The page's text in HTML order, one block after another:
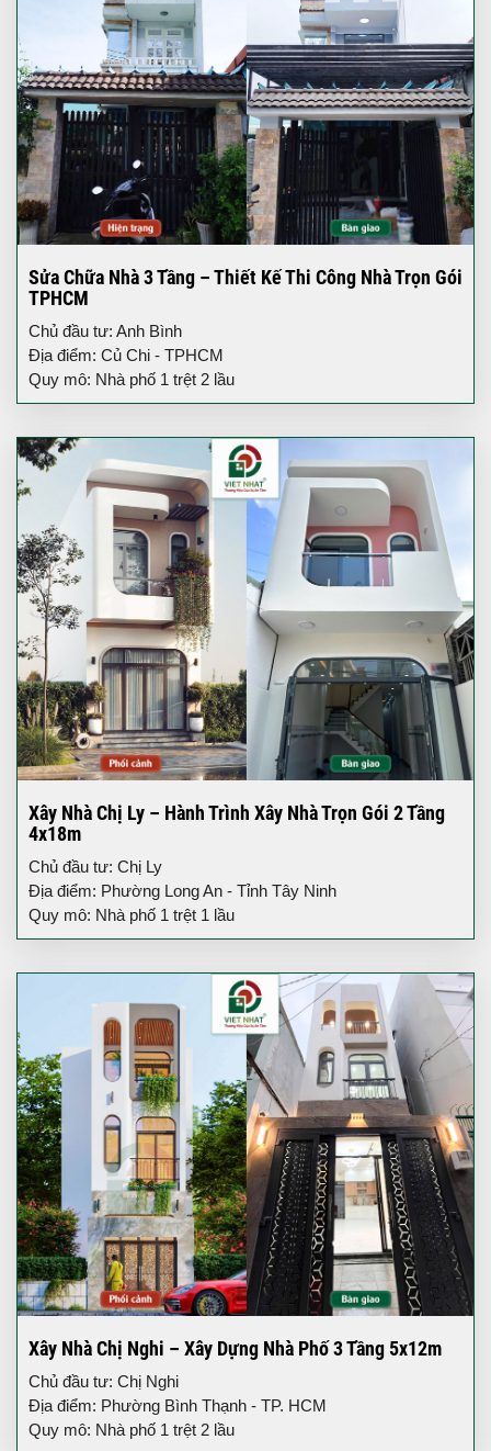
Sửa Chữa Nhà 3 Tầng – Thiết Kế Thi Công Nhà Trọn Gói
TPHCM
Chủ đầu tư: Anh Bình
Địa điểm: Củ Chi - TPHCM
Quy mô: Nhà phố 1 trệt 2 lầu
Xây Nhà Chị Ly – Hành Trình Xây Nhà Trọn Gói 2 Tầng
4x18m
Chủ đầu tư: Chị Ly
Địa điểm: Phường Long An - Tỉnh Tây Ninh
Quy mô: Nhà phố 1 trệt 1 lầu
Xây Nhà Chị Nghi – Xây Dựng Nhà Phố 3 Tầng 5x12m
Chủ đầu tư: Chị Nghi
Địa điểm: Phường Bình Thạnh - TP. HCM
Quy mô: Nhà phố 1 trệt 2 lầu